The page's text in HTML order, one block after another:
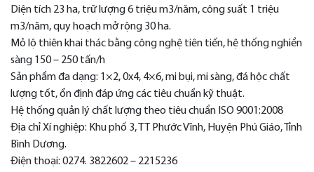
Diện tích 23 ha, trữ lượng 6 triệu m3/năm, công suất 1 triệu
m3/năm, quy hoạch mở rộng 30 ha.
Mỏ lộ thiên khai thác bằng công nghệ tiên tiến, hệ thống nghiền
sàng 150 – 250 tấn/h
Sản phẩm đa dạng: 1×2, 0x4, 4×6, mi bụi, mi sàng, đá hộc chất
lượng tốt, ổn định đáp ứng các tiêu chuẩn kỹ thuật.
Hệ thống quản lý chất lượng theo tiêu chuẩn ISO 9001:2008
Địa chỉ Xí nghiệp: Khu phố 3, TT Phước Vĩnh, Huyện Phú Giáo, Tỉnh
Bình Dương.
Điện thoại: 0274. 3822602 – 2215236